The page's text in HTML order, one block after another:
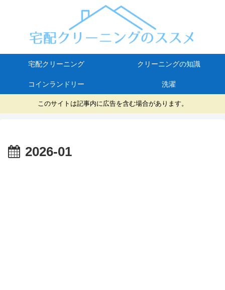
宅配クリーニング クリーニングの知識
コインランドリー 洗濯
このサイトは記事内に広告を含む場合があります。
2026-01